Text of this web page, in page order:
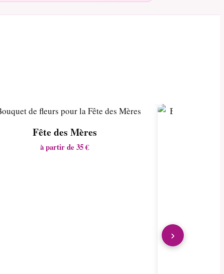
Fête des Mères
à partir de 35 €
›